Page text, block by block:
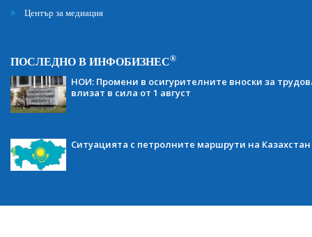
Център за медиация
ПОСЛЕДНО В ИНФОБИЗНЕС®
НОИ: Промени в осигурителните вноски за
влизат в сила от 1 август
Ситуацията с петролните маршрути на Казахстан